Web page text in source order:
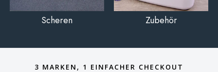
Scheren Zubehör
3 MARKEN, 1 EINFACHER CHECKOUT